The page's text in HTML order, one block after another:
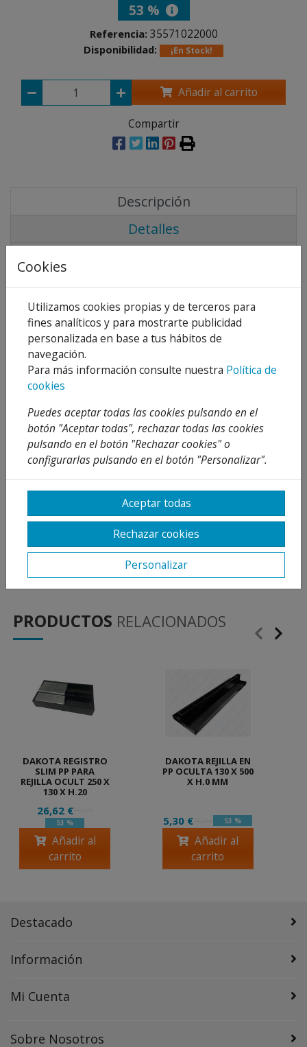
53 %
Referencia: 35571022000
Disponibilidad: ¡En Stock!
Añadir al carrito
Compartir
Descripción
Detalles
Opiniones
DESCRIPCIÓN
Canal de recogida de aguas residuales. El material
resiste a los agentes químicos y orgánicos, con
capacidad “auto-limpiable”, y resistente a los
golpes. Temperatura (de -40º a 100º C). Disponible
negro.
UTILIZACIÓN
Se utiliza para el Drain de agua y para la descarga
de líquidos para usos industriales. Disponible una
amplia gama de rejillas para paso peatonal, calle,
autopistas y zonas portuarias.
Realizada en PE-HD (polietileno alta densidad).
PRODUCTOS RELACIONADOS
DAKOTA REGISTRO
SLIM PP PARA
REJILLA OCULT 250 X
130 X H.20
26,62 €56,63 €
53 %
Añadir al
carrito
DAKOTA REJILLA EN
PP OCULTA 130 X 500
X H.0 MM
5,30 € 53 %
Añadir al
carrito
Destacado
Información
Mi Cuenta
Sobre Nosotros
Cookies
Utilizamos cookies propias y de terceros para
fines analíticos y para mostrarte publicidad
personalizada en base a tus hábitos de
navegación.
Para más información consulte nuestra Política de
cookies
Puedes aceptar todas las cookies pulsando en el
botón "Aceptar todas", rechazar todas las cookies
pulsando en el botón "Rechazar cookies" o
configurarlas pulsando en el botón "Personalizar".
Aceptar todas
Rechazar cookies
Personalizar